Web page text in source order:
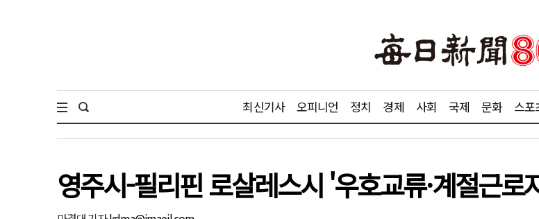
최신기사 오피니언 정치 경제 사회 국제 문화 스포
영주시-필리핀 로살레스시 '우호교류·계절근로